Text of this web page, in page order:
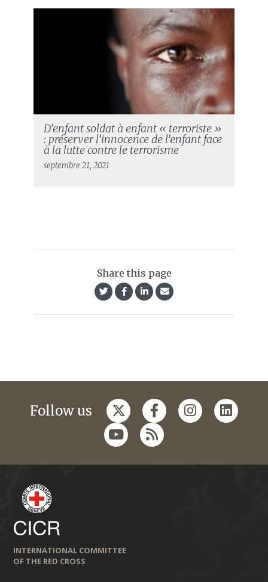
D’enfant soldat à enfant « terroriste »
: préserver l’innocence de l’enfant face
à la lutte contre le terrorisme
septembre 21, 2021
Share this page
Follow us
INTERNATIONAL COMMITTEE
OF THE RED CROSS